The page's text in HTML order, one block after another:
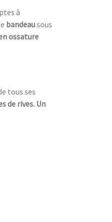
à
bandeausous
ossature
tous ses
de rives. Un